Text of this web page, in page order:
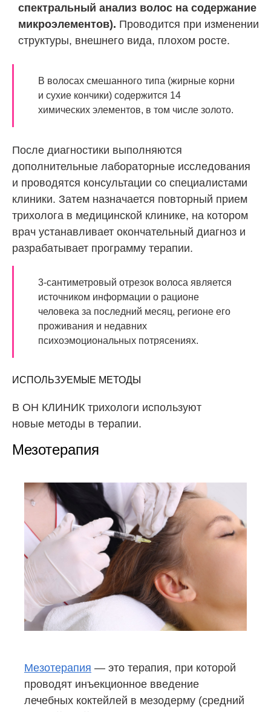
спектральный анализ волос на содержание
микроэлементов). Проводится при изменении
структуры, внешнего вида, плохом росте.
В волосах смешанного типа (жирные корни
и сухие кончики) содержится 14
химических элементов, в том числе золото.
После диагностики выполняются
дополнительные лабораторные исследования
и проводятся консультации со специалистами
клиники. Затем назначается повторный прием
трихолога в медицинской клинике, на котором
врач устанавливает окончательный диагноз и
разрабатывает программу терапии.
3-сантиметровый отрезок волоса является
источником информации о рационе
человека за последний месяц, регионе его
проживания и недавних
психоэмоциональных потрясениях.
ИСПОЛЬЗУЕМЫЕ МЕТОДЫ
В ОН КЛИНИК трихологи используют
новые методы в терапии.
Мезотерапия
Мезотерапия — это терапия, при которой
проводят инъекционное введение
лечебных коктейлей в мезодерму (средний